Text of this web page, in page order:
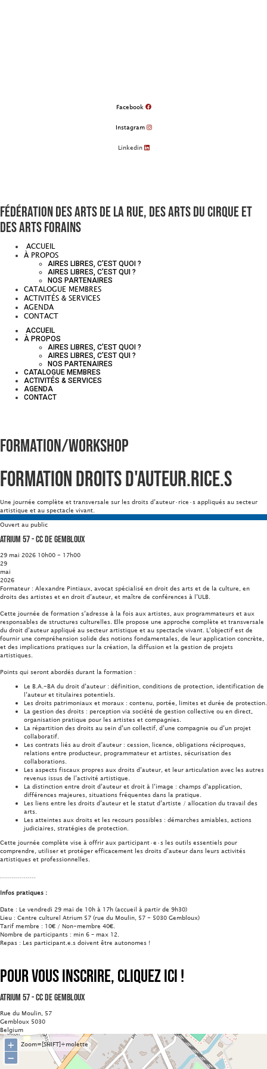
Facebook
Instagram
Linkedin
Fédération des arts de la rue, des arts du cirque et
des arts forains
ACCUEIL
À PROPOS
AIRES LIBRES, C’EST QUOI ?
AIRES LIBRES, C’EST QUI ?
NOS PARTENAIRES
CATALOGUE MEMBRES
ACTIVITÉS & SERVICES
AGENDA
CONTACT
ACCUEIL
À PROPOS
AIRES LIBRES, C’EST QUOI ?
AIRES LIBRES, C’EST QUI ?
NOS PARTENAIRES
CATALOGUE MEMBRES
ACTIVITÉS & SERVICES
AGENDA
CONTACT
Formation/Workshop
Formation Droits d'auteur.rice.s
Une journée complète et transversale sur les droits d’auteur·rice·s appliqués au secteur
artistique et au spectacle vivant.
Ouvert au public
Atrium 57 - CC de Gembloux
29 mai 2026 10h00 - 17h00
29
mai
2026
Formateur : Alexandre Pintiaux, avocat spécialisé en droit des arts et de la culture, en
droits des artistes et en droit d’auteur, et maître de conférences à l’ULB.
Cette journée de formation s’adresse à la fois aux artistes, aux programmateurs et aux
responsables de structures culturelles. Elle propose une approche complète et transversale
du droit d’auteur appliqué au secteur artistique et au spectacle vivant. L’objectif est de
fournir une compréhension solide des notions fondamentales, de leur application concrète,
et des implications pratiques sur la création, la diffusion et la gestion de projets
artistiques.
Points qui seront abordés durant la formation :
Le B.A.-BA du droit d’auteur : définition, conditions de protection, identification de
l’auteur et titulaires potentiels.
Les droits patrimoniaux et moraux : contenu, portée, limites et durée de protection.
La gestion des droits : perception via société de gestion collective ou en direct,
organisation pratique pour les artistes et compagnies.
La répartition des droits au sein d’un collectif, d’une compagnie ou d’un projet
collaboratif.
Les contrats liés au droit d’auteur : cession, licence, obligations réciproques,
relations entre producteur, programmateur et artistes, sécurisation des
collaborations.
Les aspects fiscaux propres aux droits d’auteur, et leur articulation avec les autres
revenus issus de l’activité artistique.
La distinction entre droit d’auteur et droit à l’image : champs d’application,
différences majeures, situations fréquentes dans la pratique.
Les liens entre les droits d’auteur et le statut d’artiste / allocation du travail des
arts.
Les atteintes aux droits et les recours possibles : démarches amiables, actions
judiciaires, stratégies de protection.
Cette journée complète vise à offrir aux participant·e·s les outils essentiels pour
comprendre, utiliser et protéger efficacement les droits d’auteur dans leurs activités
artistiques et professionnelles.
………………
Infos pratiques :
Date : Le vendredi 29 mai de 10h à 17h (accueil à partir de 9h30)
Lieu : Centre culturel Atrium 57 (rue du Moulin, 57 - 5030 Gembloux)
Tarif membre : 10€ / Non-membre 40€.
Nombre de participants : min 6 – max 12.
Repas : Les participant.e.s doivent être autonomes !
Pour vous inscrire, cliquez ici !
Atrium 57 - CC de Gembloux
Rue du Moulin, 57
Gembloux 5030
Belgium
Zoom=[SHIFT]+molette
+
−